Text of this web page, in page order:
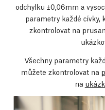
odchylku ±0,06mm a
parametry každé cívky,
zkontrolovat na
Všechny parametry
můžete zkontrolovat na
na